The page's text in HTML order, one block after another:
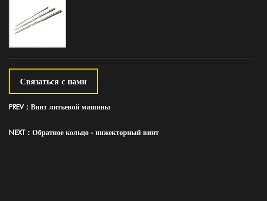
Связаться с нами
PREV：Винт литьевой машины
NEXT：Обратное кольцо - инжекторный винт